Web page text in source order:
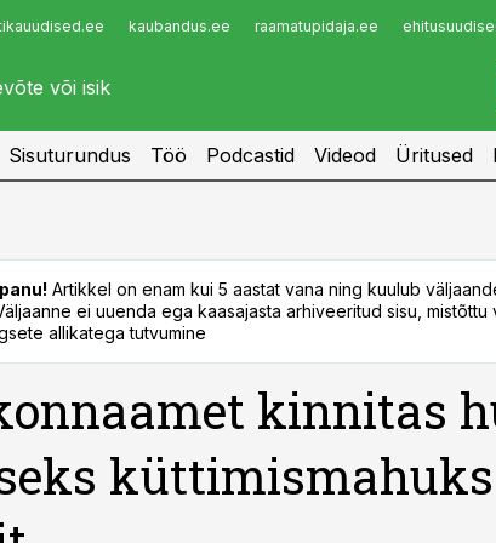
kaubandus.ee raamatupidaja.ee
Infopank
Sisuturundus Töö Podcastid Videod Üritused
Artikkel on enam kui 5 aastat vana ning kuulub
ei uuenda ega kaasajasta arhiveeritud sisu, mistõttu
allikatega tutvumine
kinnitas
küttimismahuks